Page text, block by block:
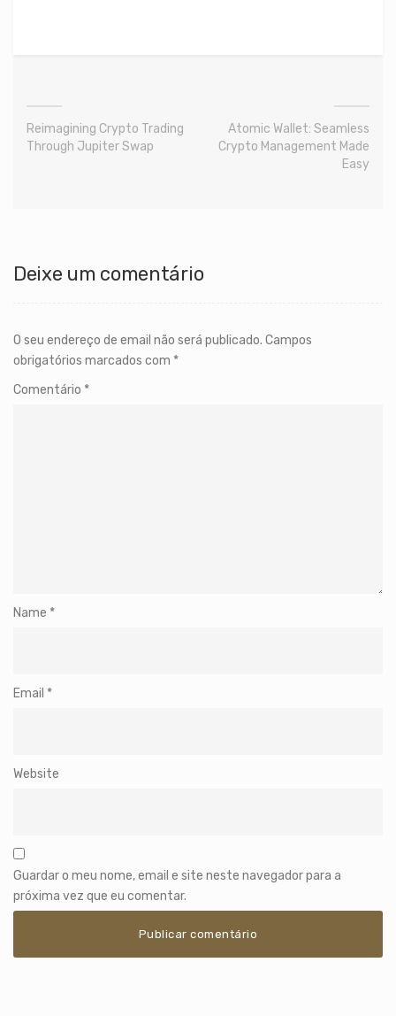
Reimagining Crypto Trading
Through Jupiter Swap
Atomic Wallet: Seamless
Crypto Management Made
Easy
Deixe um comentário
O seu endereço de email não será publicado. Campos
obrigatórios marcados com *
Comentário *
Name *
Email *
Website
Guardar o meu nome, email e site neste navegador para a
próxima vez que eu comentar.